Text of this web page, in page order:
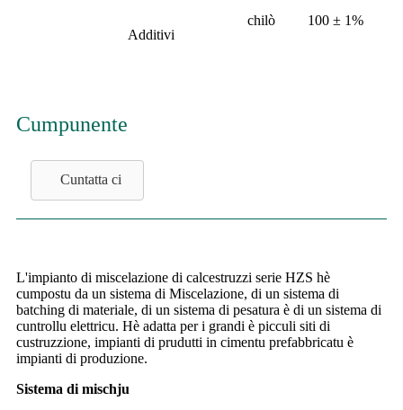
Additivi
chilò 100 ± 1%
Cumpunente
Cuntatta ci
L'impianto di miscelazione di calcestruzzi serie HZS hè
cumpostu da un sistema di Miscelazione, di un sistema di
batching di materiale, di un sistema di pesatura è di un sistema di
cuntrollu elettricu. Hè adatta per i grandi è picculi siti di
custruzzione, impianti di prudutti in cimentu prefabbricatu è
impianti di produzione.
Sistema di mischju